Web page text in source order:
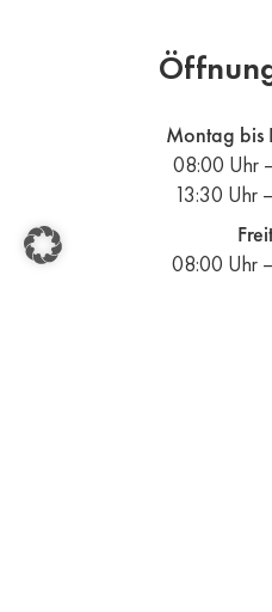
Montag bis
08:00 Uhr
13:30 Uhr
08:00 Uhr